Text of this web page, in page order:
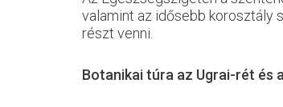
valamint az idősebb korosztály
részt venni.
Botanikai túra az Ugrai-rét és